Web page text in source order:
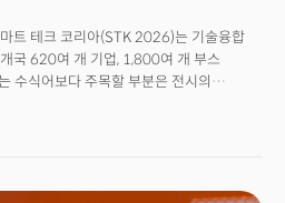
트 테크 코리아(STK 2026)는 기술융합
국 620여 개 기업, 1,800여 개 부스
수식어보다 주목할 부분은 전시의
년 행사가 헬스케어·웨어러블·XR
스 플랫폼으로 묶이며 제조·유통·소비 전